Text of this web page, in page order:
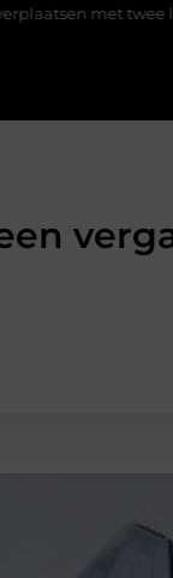
liften naast elkaar